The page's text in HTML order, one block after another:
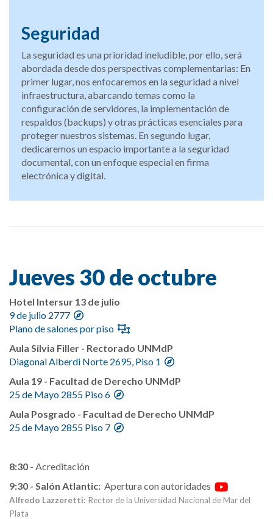
Seguridad
La seguridad es una prioridad ineludible, por ello, será
abordada desde dos perspectivas complementarias: En
primer lugar, nos enfocaremos en la seguridad a nivel
infraestructura, abarcando temas como la
configuración de servidores, la implementación de
respaldos (backups) y otras prácticas esenciales para
proteger nuestros sistemas. En segundo lugar,
dedicaremos un espacio importante a la seguridad
documental, con un enfoque especial en firma
electrónica y digital.
Jueves 30 de octubre
Hotel Intersur 13 de julio
9 de julio 2777
Plano de salones por piso
Aula Silvia Filler - Rectorado UNMdP
Diagonal Alberdi Norte 2695, Piso 1
Aula 19 - Facultad de Derecho UNMdP
25 de Mayo 2855 Piso 6
Aula Posgrado - Facultad de Derecho UNMdP
25 de Mayo 2855 Piso 7
8:30 - Acreditación
9:30 - Salón Atlantic: Apertura con autoridades
Alfredo Lazzeretti: Rector de la Universidad Nacional de Mar del
Plata